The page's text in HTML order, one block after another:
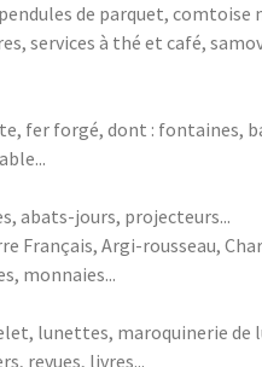
de parquet, comtoise
services à thé et café,
fer forgé, dont : fontaines,
abats-jours, projecteurs...
Français, Argi-rousseau,
monnaies...
lunettes, maroquinerie de
revues, livres...